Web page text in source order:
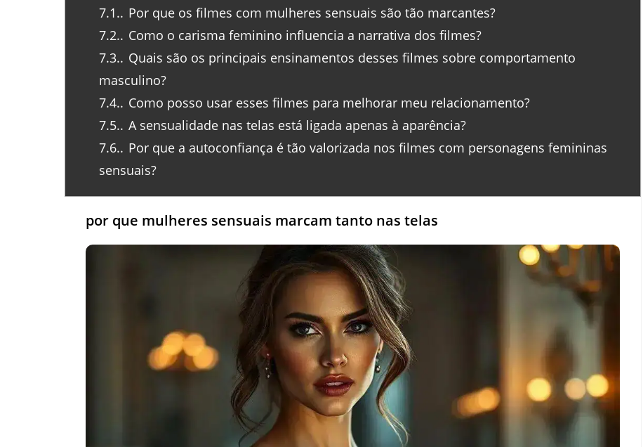
7.1. Por que os filmes com mulheres sensuais são tão marcantes?
7.2. Como o carisma feminino influencia a narrativa dos filmes?
7.3. Quais são os principais ensinamentos desses filmes sobre comportamento
masculino?
7.4. Como posso usar esses filmes para melhorar meu relacionamento?
7.5. A sensualidade nas telas está ligada apenas à aparência?
7.6. Por que a autoconfiança é tão valorizada nos filmes com personagens femininas
sensuais?
por que mulheres sensuais marcam tanto nas telas